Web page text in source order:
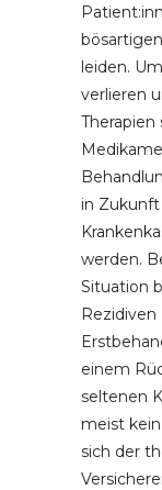
leiden.
verlieren
in
werden.
Situation
Rezidiven
einem
seltenen
meist
sich der